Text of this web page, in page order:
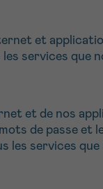
et
services que
et de nos
de passe et
les services